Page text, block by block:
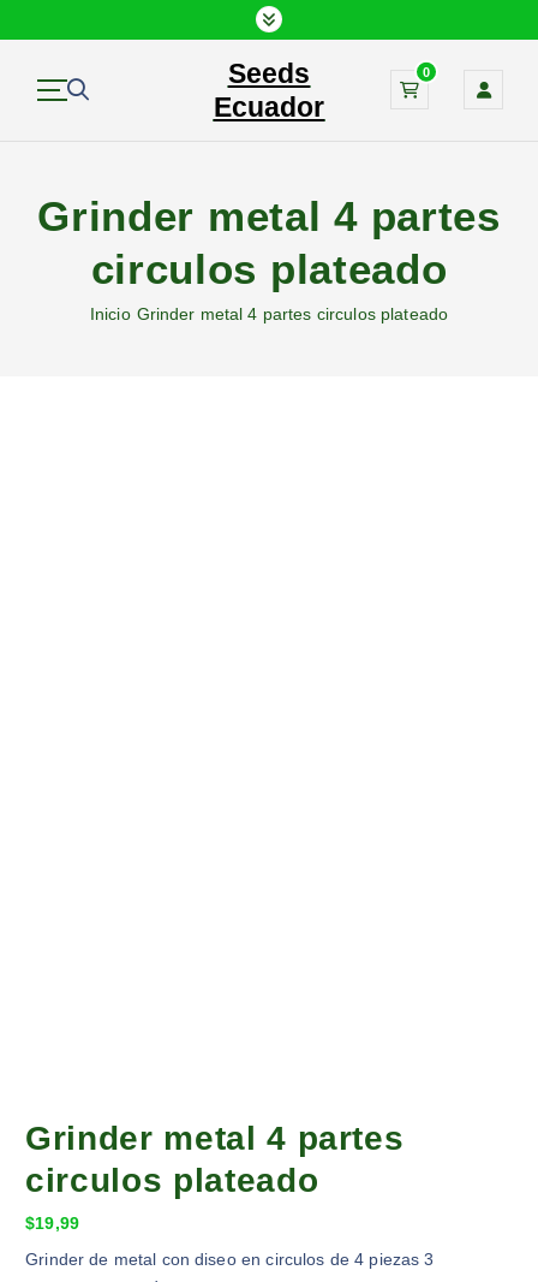
a
Seeds
Ecuador
0
Grinder metal 4 partes
circulos plateado
Inicio Grinder metal 4 partes circulos plateado
Grinder metal 4 partes
circulos plateado
$19,99
Grinder de metal con diseo en circulos de 4 piezas 3